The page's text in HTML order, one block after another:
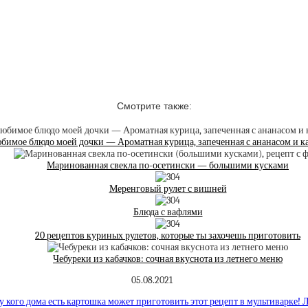
Смотрите также:
блюдо моей дочки — Ароматная курица, запеченная с ананасом и
Маринованная свекла по-осетински — большими кусками
Меренговый рулет с вишней
Блюда с вафлями
20 рецептов куриных рулетов, которые ты захочешь приготовить
Чебуреки из кабачков: сочная вкуснота из летнего меню
05.08.2021
дома есть картошка может приготовить этот рецепт в мультиварке!